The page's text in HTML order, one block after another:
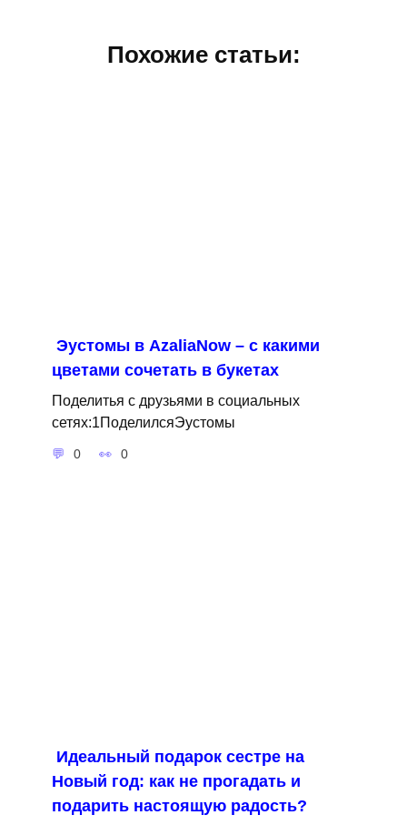
Похожие статьи:
Эустомы в AzaliaNow – с какими
цветами сочетать в букетах
Поделитья с друзьями в социальных
сетях:1ПоделилсяЭустомы
0 0
Идеальный подарок сестре на
Новый год: как не прогадать и
подарить настоящую радость?